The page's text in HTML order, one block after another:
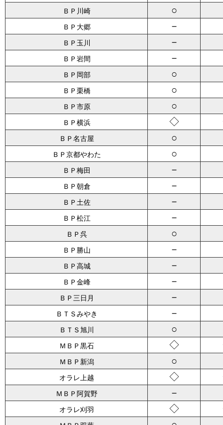
ＢＰ川崎 ○
ＢＰ大郷 －
ＢＰ玉川 －
ＢＰ岩間 －
ＢＰ岡部 ○
ＢＰ栗橋 ○
ＢＰ市原 ○
ＢＰ横浜 ◇
ＢＰ名古屋 ○
ＢＰ京都やわた ○
ＢＰ梅田 －
ＢＰ朝倉 －
ＢＰ土佐 －
ＢＰ松江 －
ＢＰ呉 ○
ＢＰ勝山 －
ＢＰ高城 －
ＢＰ金峰 －
ＢＰ三日月 －
ＢＴＳみやき －
ＢＴＳ旭川 ○
ＭＢＰ黒石 ◇
ＭＢＰ新潟 ○
オラレ上越 ◇
ＭＢＰ阿賀野 －
オラレ刈羽 ◇